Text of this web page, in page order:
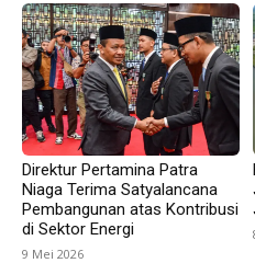
Direktur Pertamina Patra
Niaga Terima Satyalancana
Pembangunan atas Kontribusi
di Sektor Energi
9 Mei 2026